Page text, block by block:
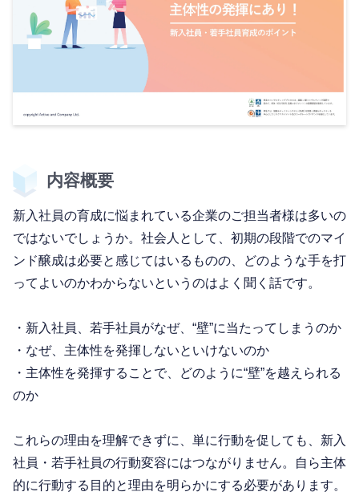
内容概要
新入社員の育成に悩まれている企業のご担当者様は多いの
ではないでしょうか。社会人として、初期の段階でのマイ
ンド醸成は必要と感じてはいるものの、どのような手を打
ってよいのかわからないというのはよく聞く話です。
・新入社員、若手社員がなぜ、“壁”に当たってしまうのか
・なぜ、主体性を発揮しないといけないのか
・主体性を発揮することで、どのように“壁”を越えられる
のか
これらの理由を理解できずに、単に行動を促しても、新入
社員・若手社員の行動変容にはつながりません。自ら主体
的に行動する目的と理由を明らかにする必要があります。